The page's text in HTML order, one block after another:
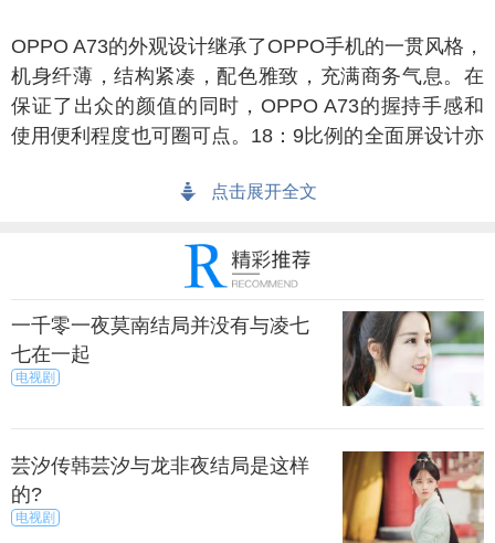
A73的外观设计继承了OPPO手机的一贯风格，
机身纤薄，结构紧凑，配色雅致，充满商务气息。在
保证了出众的颜值的同时，OPPO A73的握持手感和
使用便利程度也可圈可点。18：9比例的全面屏设计亦
6的这颗麒麟695处理器，其曾用在HUAWEI nova
2系列上。它采用八核心CortexA53架构，4个大核+4
个小核设计，基于16nm工艺打造，属于麒麟650的升
级版，基本水平处于高通骁龙626的级别。
芒6进行《王者荣耀》游戏，在最高画质下能稳定
在30帧，即使是参加复杂的团战也不会出现严重的掉
帧情况。同时，游戏过程中，机身发热情况也控制得
不错，仅有略微的温热感。
点击展开全文
一千零一夜莫南结局并没有与凌七
七在一起
电视剧
芸汐传韩芸汐与龙非夜结局是这样
的?
电视剧